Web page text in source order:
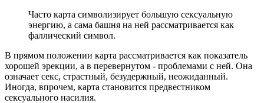
Часто карта символизирует большую сексуальную
энергию, а сама башня на ней рассматривается как
фаллический символ.
В прямом положении карта рассматривается как показатель
хорошей эрекции, а в перевернутом - проблемами с ней. Она
означает секс, страстный, безудержный, неожиданный.
Иногда, впрочем, карта становится предвестником
сексуального насилия.